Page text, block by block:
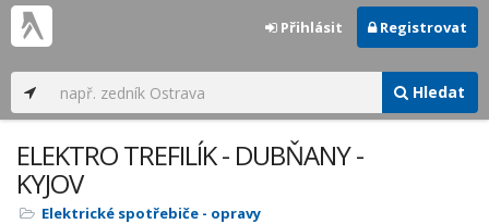
Hledat
Přihlásit Registrovat
ELEKTRO TREFILÍK - DUBŇANY -
KYJOV
Elektrické spotřebiče - opravy